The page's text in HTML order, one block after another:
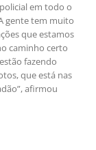
em todo o
gente tem muito
que estamos
caminho certo
fazendo
que está nas
afirmou